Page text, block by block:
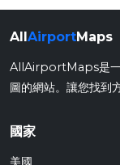
All AirportMaps
AllAirportMaps是一
圖的網站。讓您找到方
國家
美國